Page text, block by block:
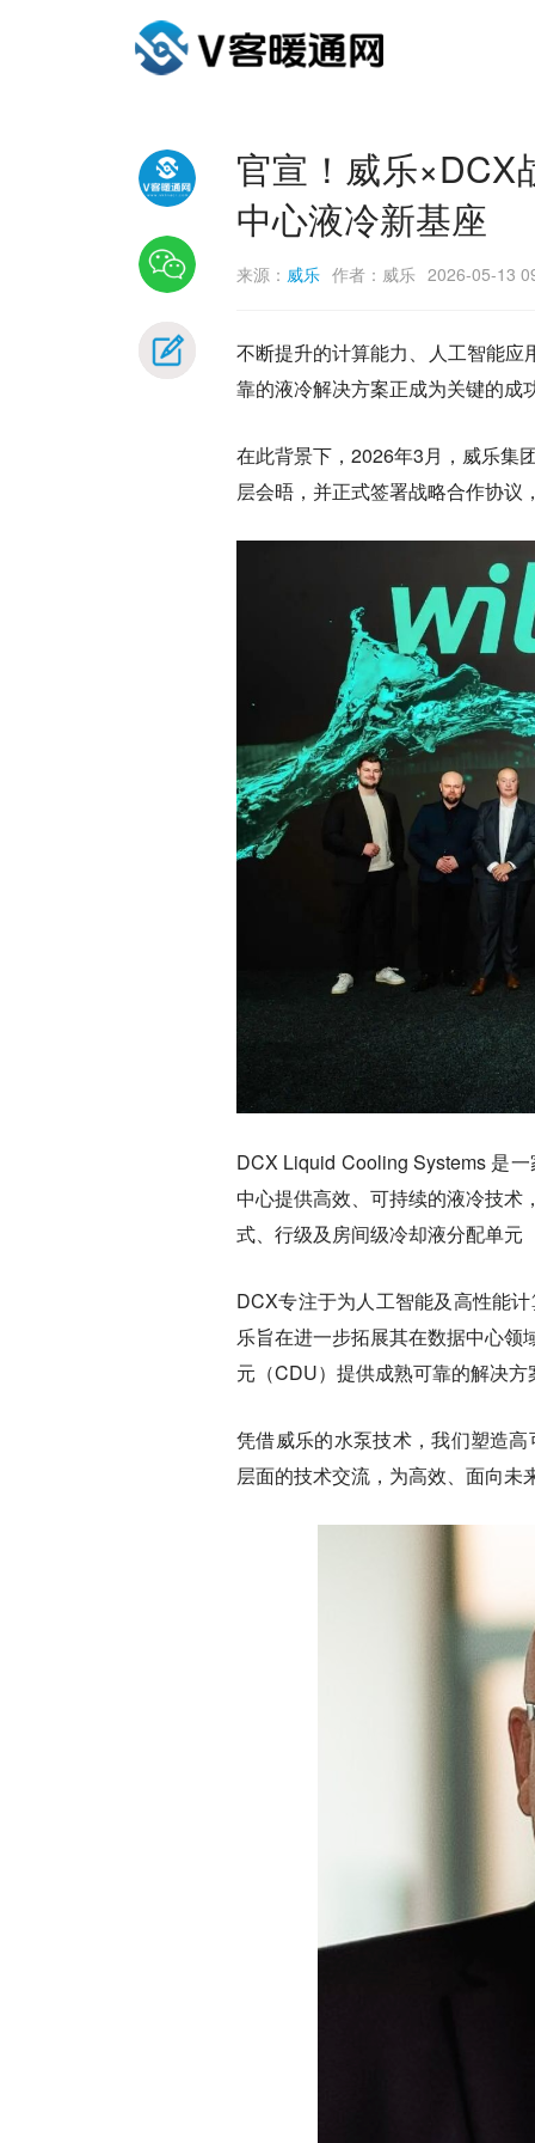
官宣！威乐×DCX
中心液冷新基座
来源： 威乐 作者：威乐 2026-05-13
不断提升的计算能力、人工智能
靠的液冷解决方案正成为关键的成
在此背景下，2026年3月，威乐集
层会晤，并正式签署战略合作协
DCX Liquid Cooling Systems 是
中心提供高效、可持续的液冷技术
式、行级及房间级冷却液分配单
DCX专注于为人工智能及高性能
乐旨在进一步拓展其在数据中心
元（CDU）提供成熟可靠的解决方
凭借威乐的水泵技术，我们塑造
层面的技术交流，为高效、面向